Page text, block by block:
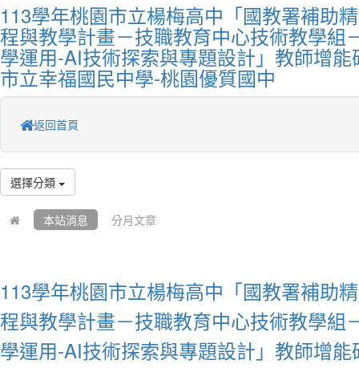
113學年桃園市立楊梅高中「國教署補助
程與教學計畫－技職教育中心技術教學組
學運用-AI技術探索與專題設計」教師增
市立幸福國民中學-桃園優質國中
返回首頁
選擇分類
本站消息 分月文章
113學年桃園市立楊梅高中「國教署補助
程與教學計畫－技職教育中心技術教學組
學運用-AI技術探索與專題設計」教師增